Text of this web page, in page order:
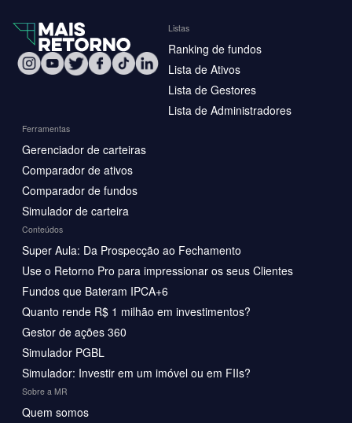
Listas
Ranking de fundos
Lista de Ativos
Lista de Gestores
Lista de Administradores
Ferramentas
Gerenciador de carteiras
Comparador de ativos
Comparador de fundos
Simulador de carteira
Conteúdos
Super Aula: Da Prospecção ao Fechamento
Use o Retorno Pro para impressionar os seus Clientes
Fundos que Bateram IPCA+6
Quanto rende R$ 1 milhão em investimentos?
Gestor de ações 360
Simulador PGBL
Simulador: Investir em um imóvel ou em FIIs?
Sobre a MR
Quem somos